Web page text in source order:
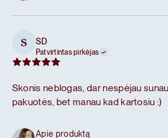
S SD
Patvirtintas pirkėjas
Skonis neblogas, dar nespėjau
pakuotės, bet manau kad kartosiu :)
Apie produktą